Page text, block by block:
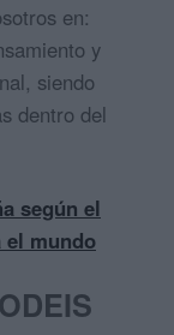
en:
y
siendo
dentro del
según el
mundo